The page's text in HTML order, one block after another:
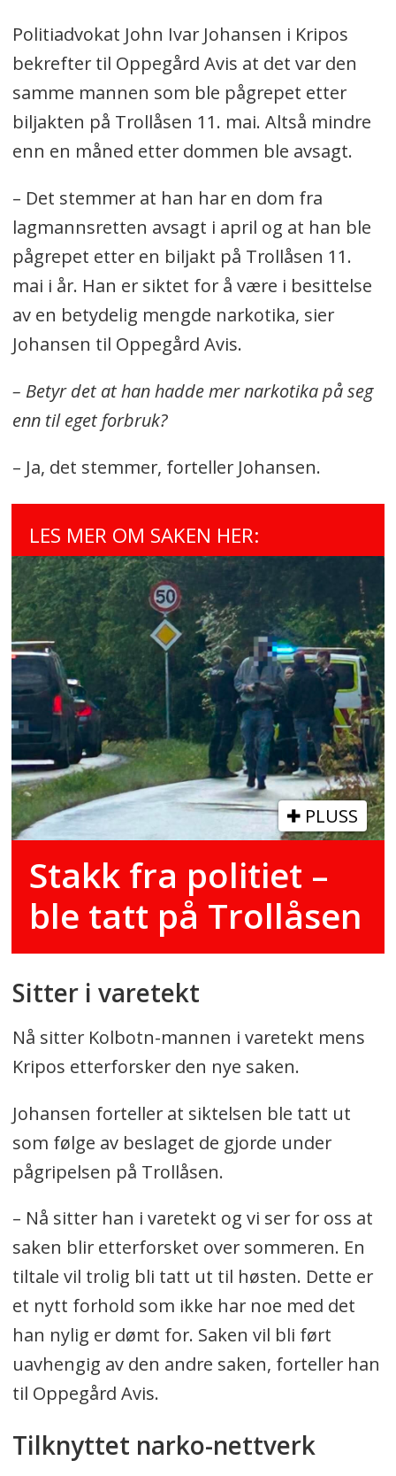
Politiadvokat John Ivar Johansen i Kripos
bekrefter til Oppegård Avis at det var den
samme mannen som ble pågrepet etter
biljakten på Trollåsen 11. mai. Altså mindre
enn en måned etter dommen ble avsagt.
– Det stemmer at han har en dom fra
lagmannsretten avsagt i april og at han ble
pågrepet etter en biljakt på Trollåsen 11.
mai i år. Han er siktet for å være i besittelse
av en betydelig mengde narkotika, sier
Johansen til Oppegård Avis.
– Betyr det at han hadde mer narkotika på seg
enn til eget forbruk?
– Ja, det stemmer, forteller Johansen.
LES MER OM SAKEN HER:
PLUSS
Stakk fra politiet –
ble tatt på Trollåsen
Sitter i varetekt
Nå sitter Kolbotn-mannen i varetekt mens
Kripos etterforsker den nye saken.
Johansen forteller at siktelsen ble tatt ut
som følge av beslaget de gjorde under
pågripelsen på Trollåsen.
– Nå sitter han i varetekt og vi ser for oss at
saken blir etterforsket over sommeren. En
tiltale vil trolig bli tatt ut til høsten. Dette er
et nytt forhold som ikke har noe med det
han nylig er dømt for. Saken vil bli ført
uavhengig av den andre saken, forteller han
til Oppegård Avis.
Tilknyttet narko-nettverk